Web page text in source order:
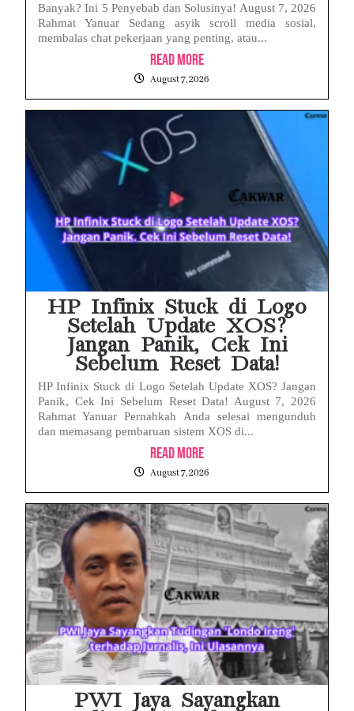
Banyak? Ini 5 Penyebab dan Solusinya! August 7, 2026
Rahmat Yanuar Sedang asyik scroll media sosial,
membalas chat pekerjaan yang penting, atau...
Read More
August 7, 2026
HP Infinix Stuck di Logo
Setelah Update XOS?
Jangan Panik, Cek Ini
Sebelum Reset Data!
HP Infinix Stuck di Logo Setelah Update XOS? Jangan
Panik, Cek Ini Sebelum Reset Data! August 7, 2026
Rahmat Yanuar Pernahkah Anda selesai mengunduh
dan memasang pembaruan sistem XOS di...
Read More
August 7, 2026
PWI Jaya Sayangkan